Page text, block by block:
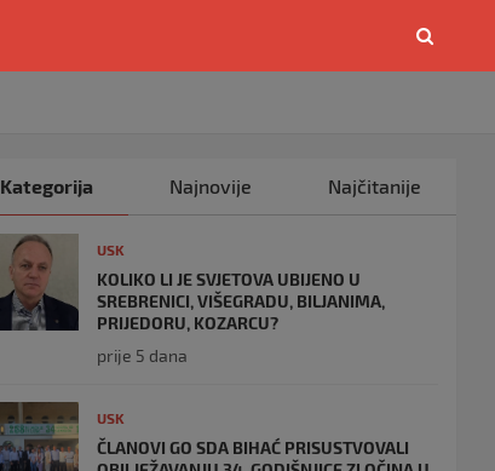
Kategorija Najnovije Najčitanije
USK
KOLIKO LI JE SVJETOVA UBIJENO U
SREBRENICI, VIŠEGRADU, BILJANIMA,
PRIJEDORU, KOZARCU?
prije 5 dana
USK
ČLANOVI GO SDA BIHAĆ PRISUSTVOVALI